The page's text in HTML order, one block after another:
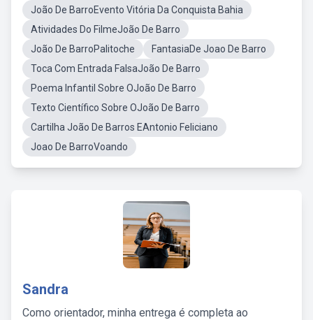
João De BarroEvento Vitória Da Conquista Bahia
Atividades Do FilmeJoão De Barro
João De BarroPalitoche
FantasiaDe Joao De Barro
Toca Com Entrada FalsaJoão De Barro
Poema Infantil Sobre OJoão De Barro
Texto Científico Sobre OJoão De Barro
Cartilha João De Barros EAntonio Feliciano
Joao De BarroVoando
Sandra
Como orientador, minha entrega é completa ao